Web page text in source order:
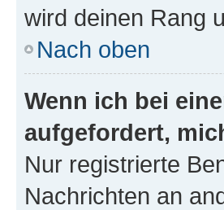
wird deinen Rang
Nach oben
Wenn ich bei
aufgefordert,
Nur registrierte
Nachrichten an